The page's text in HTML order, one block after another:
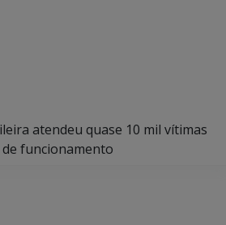
atendeu quase 10 mil vítimas
de funcionamento